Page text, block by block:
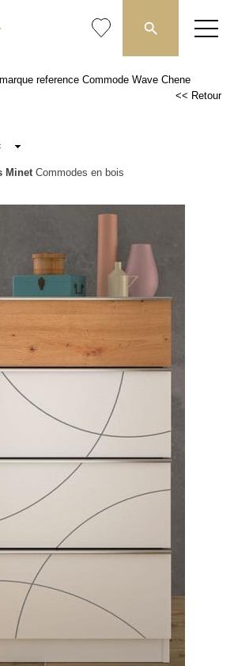
reference Commode Wave Chene
<< Retour
MinetCommodes en bois